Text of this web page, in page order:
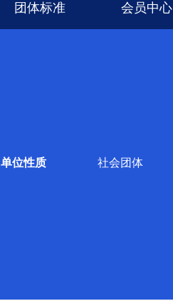
团体标准 会员中心
单位性质 社会团体